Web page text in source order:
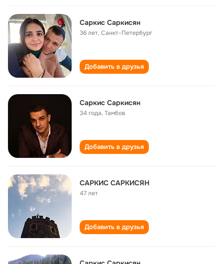
Саркис Саркисян
36 лет,Санкт-Петербург
Добавить в друзья
Саркис Саркисян
34 года,Тамбов
Добавить в друзья
САРКИС САРКИСЯН
47 лет
Добавить в друзья